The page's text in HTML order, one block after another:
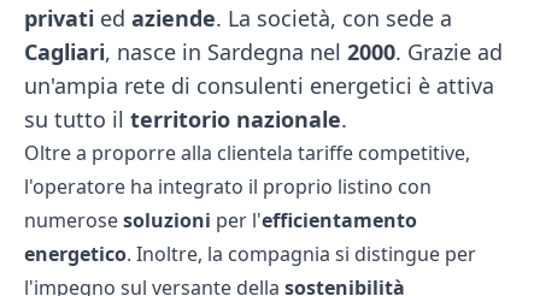
privati ed aziende. La società, con sede a
Cagliari, nasce in Sardegna nel 2000. Grazie ad
un'ampia rete di consulenti energetici è attiva
su tutto il territorio nazionale.
Oltre a proporre alla clientela tariffe competitive,
l'operatore ha integrato il proprio listino con
numerosesoluzioni per l'efficientamento
energetico. Inoltre, la compagnia si distingue per
l'impegno sul versante della sostenibilità